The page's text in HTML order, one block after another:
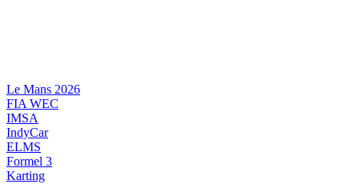
Le Mans 2026
FIA WEC
IMSA
IndyCar
ELMS
Formel 3
Karting